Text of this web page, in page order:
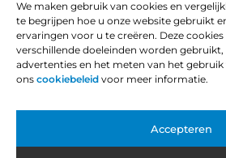
We maken gebruik van cookies en
te begrijpen hoe u onze website gebruikt
ervaringen voor u te creëren. Deze
verschillende doeleinden worden gebruikt,
advertenties en het meten van het gebruik
ons cookiebeleid voor meer informatie.
Accepteren
leven verrijken, van handige adviezen
Bericht categorie
Onze informatie